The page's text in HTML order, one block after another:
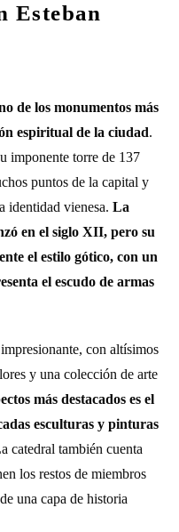
Esteban
de los monumentos más
espiritual de la ciudad.
imponente torre de 137
puntos de la capital y
identidad vienesa.La
en el siglo XII, pero su
el estilo gótico, con un
el escudo de armas
con altísimos
y una colección de arte
más destacados es el
esculturas y pinturas
catedral también cuenta
los restos de miembros
una capa de historia